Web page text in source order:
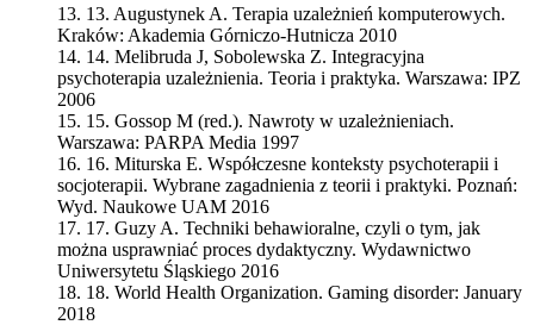
13. Augustynek A. Terapia uzależnień komputerowych.
Kraków: Akademia Górniczo-Hutnicza 2010
14. Melibruda J, Sobolewska Z. Integracyjna
psychoterapia uzależnienia. Teoria i praktyka. Warszawa: IPZ
2006
15. Gossop M (red.). Nawroty w uzależnieniach.
Warszawa: PARPA Media 1997
16. Miturska E. Współczesne konteksty psychoterapii i
socjoterapii. Wybrane zagadnienia z teorii i praktyki. Poznań:
Wyd. Naukowe UAM 2016
17. Guzy A. Techniki behawioralne, czyli o tym, jak
można usprawniać proces dydaktyczny. Wydawnictwo
Uniwersytetu Śląskiego 2016
18. World Health Organization. Gaming disorder: January
2018